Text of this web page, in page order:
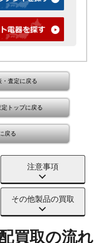
査定に戻る
トップに戻る
戻る
注意事項
その他製品の買取
買取の流れ